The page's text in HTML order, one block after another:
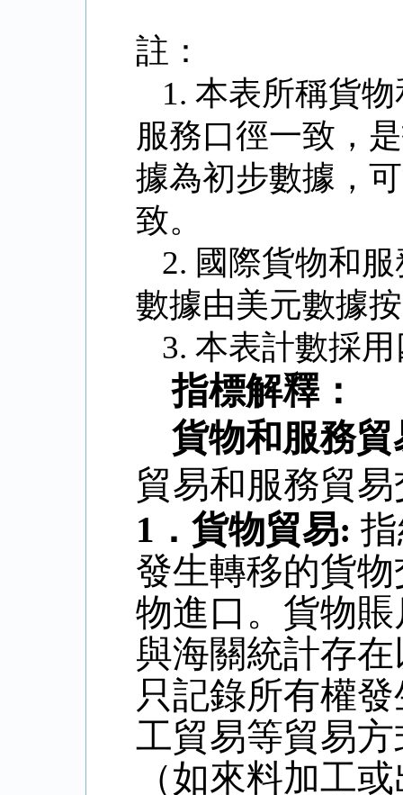
註：
1. 本表所稱貨
服務口徑一致，
據為初步數據，
致。
2. 國際貨物和
數據由美元數據
3. 本表計數採
指標解釋：
貨物和服務貿
貿易和服務貿
1 ． 貨物貿易:
發生轉移的貨
物進口。貨物
與海關統計存
只記錄所有權
工貿易等貿易
（如來料加工